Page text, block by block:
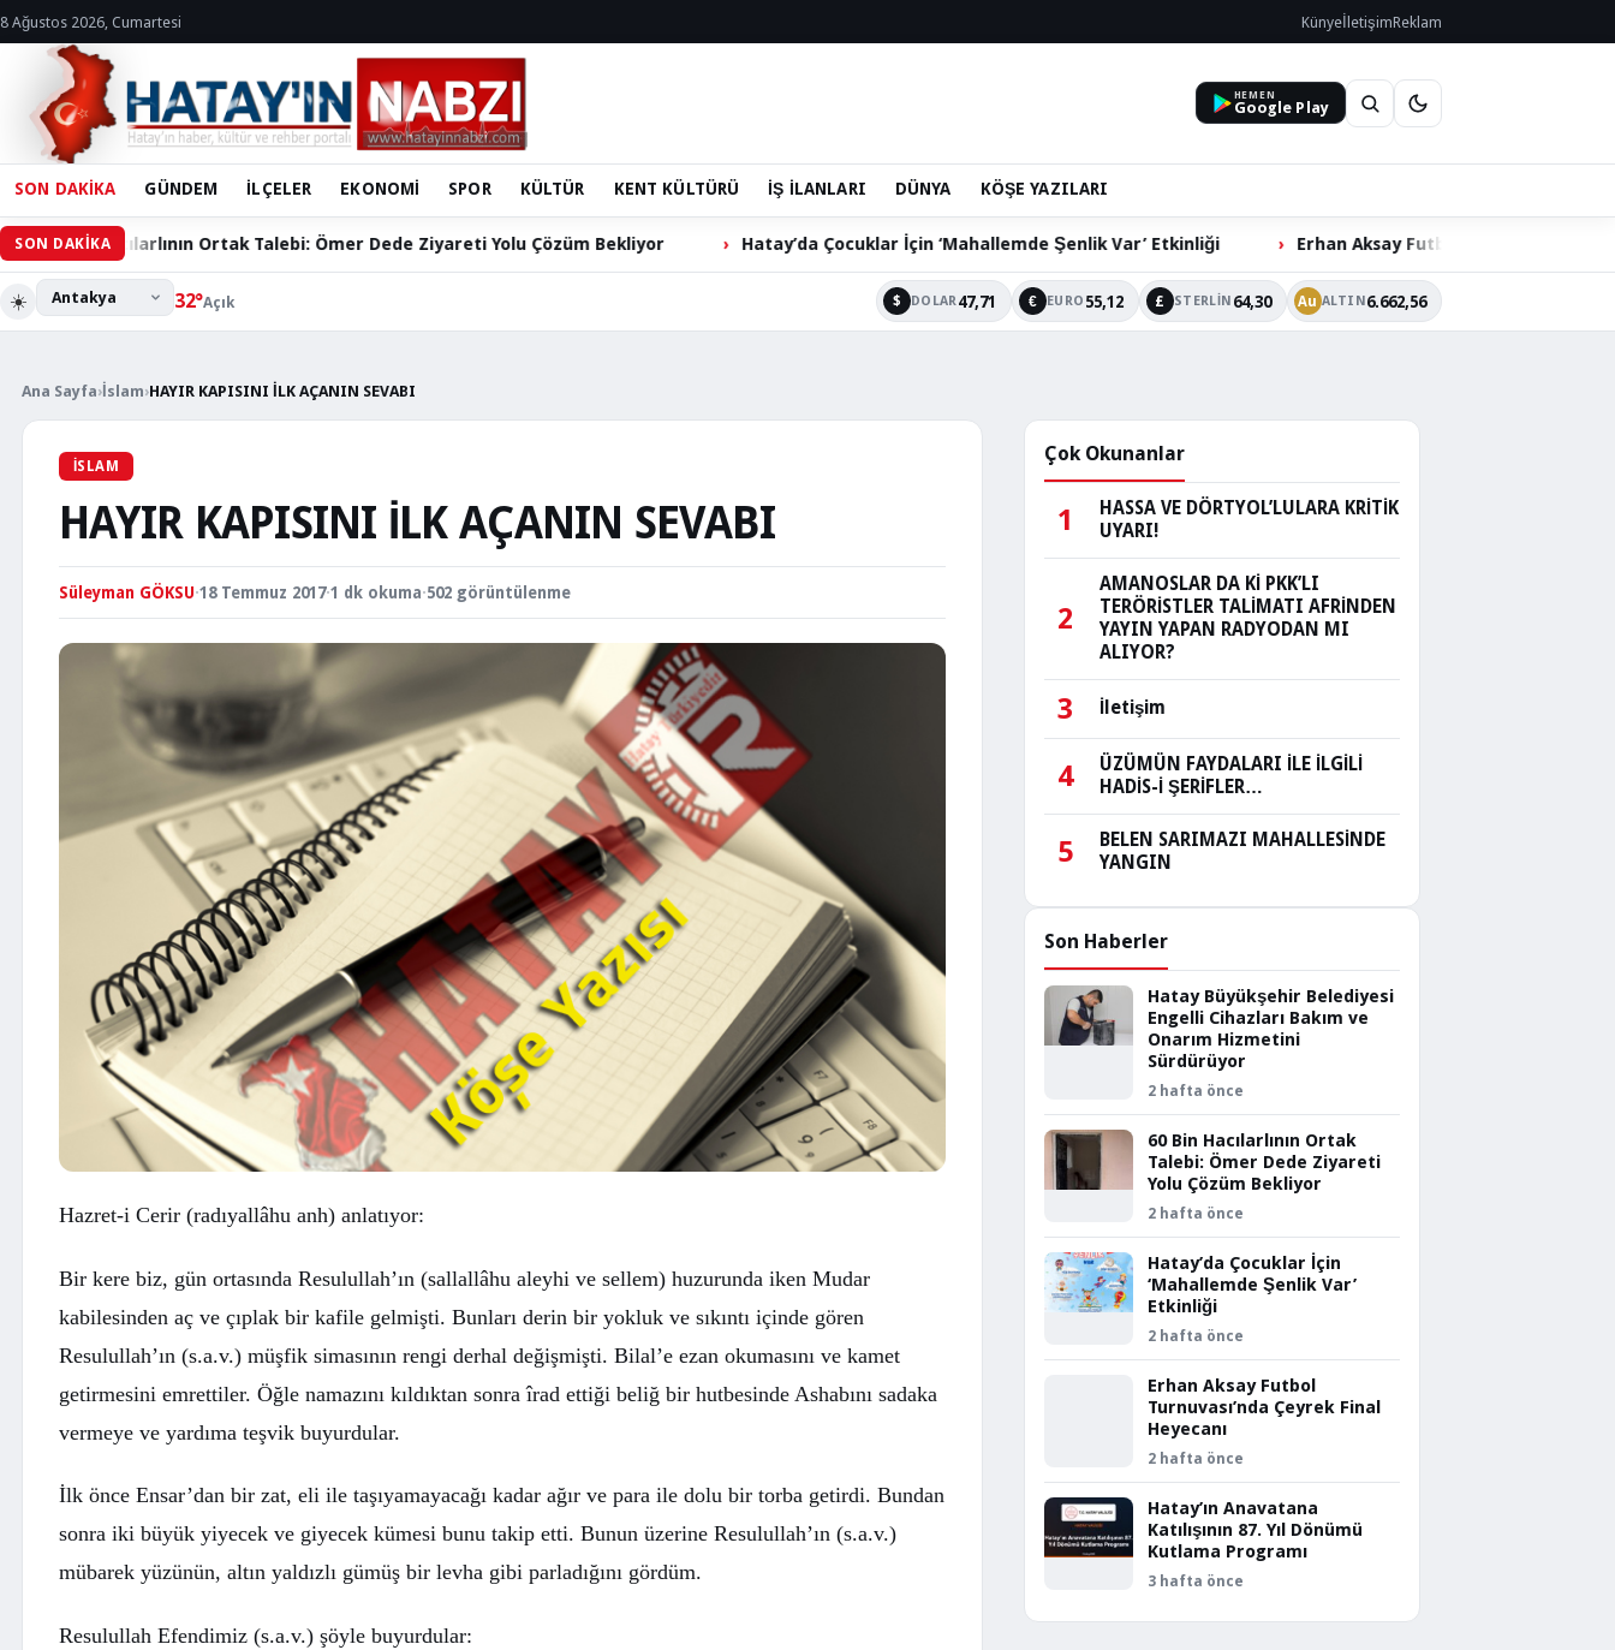
8 Ağustos 2026, Cumartesi KünyeİletişimReklam
HEMEN
Google Play
SON DAKİKA GÜNDEM İLÇELER EKONOMİ SPOR KÜLTÜR KENT KÜLTÜRÜ İŞ İLANLARI DÜNYA KÖŞE YAZILARI
SON DAKİKA
Ortak Talebi: Ömer Dede Ziyareti Yolu Çözüm Bekliyor Hatay’da Çocuklar İçin ‘Mahallemde Şenlik Var’ Etkinliği Erhan Aksay Futbol Turnuvası’nda Çeyrek Final
☀️ 32°Açık $ DOLAR47,71 € EURO 55,12 £ STERLIN 64,30 Au ALTIN 6.662,56
Ana Sayfa› İslam›HAYIR KAPISINI İLK AÇANIN SEVABI
İSLAM
HAYIR KAPISINI İLK AÇANIN SEVABI
Süleyman GÖKSU·18 Temmuz 2017·1 dk okuma·502 görüntülenme
Hazret-i Cerir (radıyallâhu anh) anlatıyor:
Bir kere biz, gün ortasında Resulullah’ın (sallallâhu aleyhi ve sellem) huzurunda iken Mudar
kabilesinden aç ve çıplak bir kafile gelmişti. Bunları derin bir yokluk ve sıkıntı içinde gören
Resulullah’ın (s.a.v.) müşfik simasının rengi derhal değişmişti. Bilal’e ezan okumasını ve kamet
getirmesini emrettiler. Öğle namazını kıldıktan sonra îrad ettiği beliğ bir hutbesinde Ashabını sadaka
vermeye ve yardıma teşvik buyurdular.
İlk önce Ensar’dan bir zat, eli ile taşıyamayacağı kadar ağır ve para ile dolu bir torba getirdi. Bundan
sonra iki büyük yiyecek ve giyecek kümesi bunu takip etti. Bunun üzerine Resulullah’ın (s.a.v.)
mübarek yüzünün, altın yaldızlı gümüş bir levha gibi parladığını gördüm.
Resulullah Efendimiz (s.a.v.) şöyle buyurdular:
Çok Okunanlar
1
HASSA VE DÖRTYOL’LULARA KRİTİK
UYARI!
2
AMANOSLAR DA Kİ PKK’LI
TERÖRİSTLER TALİMATI AFRİNDEN
YAYIN YAPAN RADYODAN MI
ALIYOR?
3 İletişim
4
ÜZÜMÜN FAYDALARI İLE İLGİLİ
HADİS-İ ŞERİFLER…
5
BELEN SARIMAZI MAHALLESİNDE
YANGIN
Son Haberler
Hatay Büyükşehir Belediyesi
Engelli Cihazları Bakım ve
Onarım Hizmetini
Sürdürüyor
2 hafta önce
60 Bin Hacılarlının Ortak
Talebi: Ömer Dede Ziyareti
Yolu Çözüm Bekliyor
2 hafta önce
Hatay’da Çocuklar İçin
‘Mahallemde Şenlik Var’
Etkinliği
2 hafta önce
Erhan Aksay Futbol
Turnuvası’nda Çeyrek Final
Heyecanı
2 hafta önce
Hatay’ın Anavatana
Katılışının 87. Yıl Dönümü
Kutlama Programı
3 hafta önce